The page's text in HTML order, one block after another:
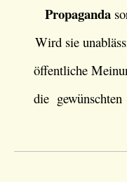
Propaganda
Wird sie
öffentliche
die gewünschten